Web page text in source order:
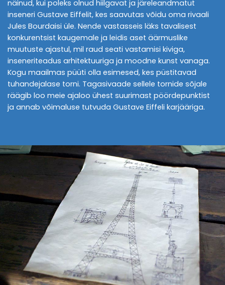
näinud, kui poleks olnud hiilgavat ja järeleandmatut
inseneri Gustave Eiffelit, kes saavutas võidu oma rivaali
Jules Bourdaisi üle. Nende vastasseis läks tavalisest
konkurentsist kaugemale ja leidis aset äärmuslike
muutuste ajastul, mil raud seati vastamisi kiviga,
inseneriteadus arhitektuuriga ja moodne kunst vanaga.
Kogu maailmas püüti olla esimesed, kes püstitavad
tuhandejalase torni. Tagasivaade sellele tornide sõjale
räägib loo meie ajaloo ühest suurimast pöördepunktist
ja annab võimaluse tutvuda Gustave Eiffeli karjääriga.